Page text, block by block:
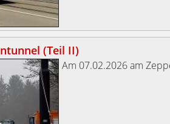
(Teil II)
Am 07.02.2026 am